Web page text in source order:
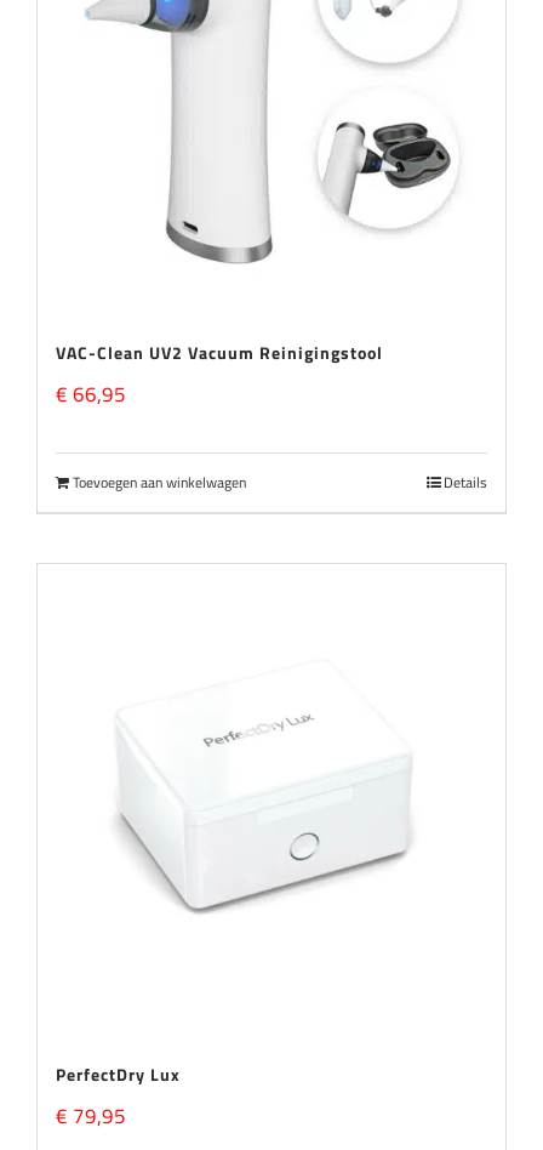
VAC-Clean UV2 Vacuum Reinigingstool
€66,95
Toevoegen aan winkelwagen Details
PerfectDry Lux
€ 79,95